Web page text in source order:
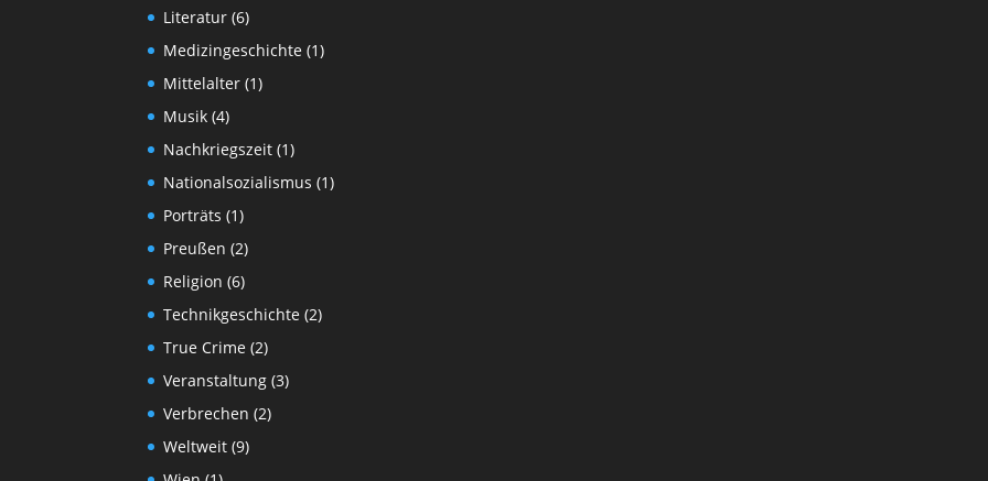
Literatur (6)
Medizingeschichte (1)
Mittelalter (1)
Musik (4)
Nachkriegszeit (1)
Nationalsozialismus (1)
Porträts (1)
Preußen (2)
Religion (6)
Technikgeschichte (2)
True Crime (2)
Veranstaltung (3)
Verbrechen (2)
Weltweit (9)